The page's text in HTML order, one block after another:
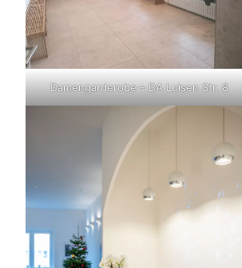
Damengarderobe – DA Luisen Str. 8